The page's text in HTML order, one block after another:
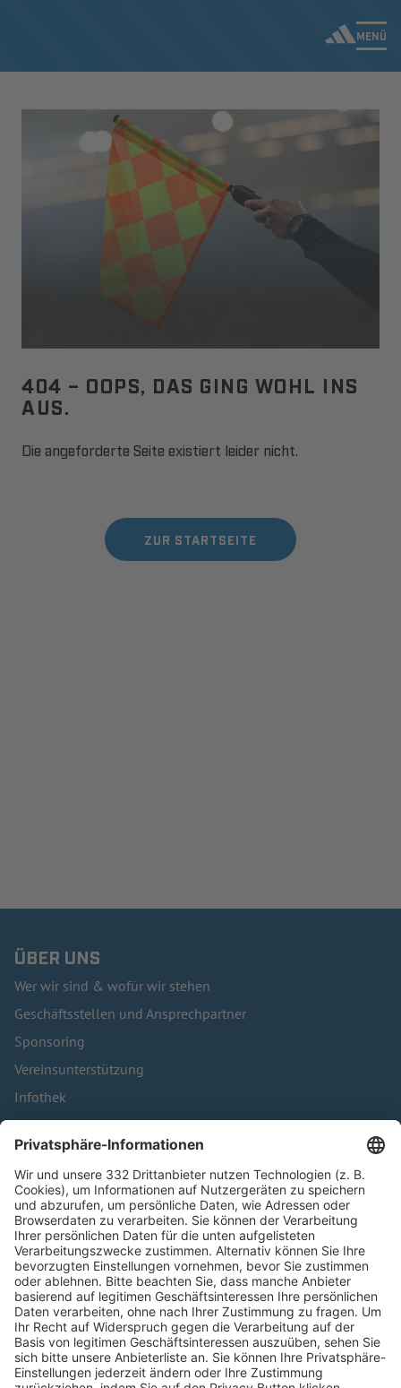
MENÜ
404 – OOPS, DAS GING WOHL INS
AUS.
Die angeforderte Seite existiert leider nicht.
ZUR STARTSEITE
ÜBER UNS
Wer wir sind & wofür wir stehen
Geschäftsstellen und Ansprechpartner
Sponsoring
Vereinsunterstützung
Infothek
Kontakt
HÄUFIG BESUCHTE SEITEN
Pässe und Vereinswechsel
Trainerausbildung
Schulungsangebot Vereinsmitarbeiter
BFV-Geschäftsstellen
Trainerbörse
Login SpielPlus